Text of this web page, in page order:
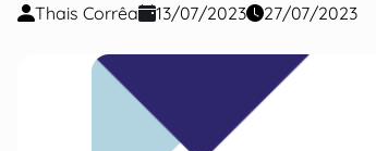
Thais Corrêa 13/07/2023 27/07/2023